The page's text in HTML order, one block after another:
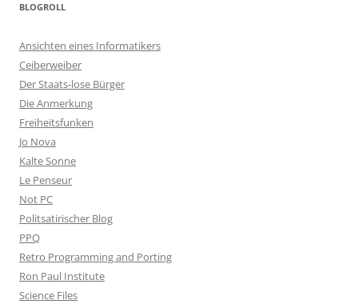
BLOGROLL
Ansichten eines Informatikers
Ceiberweiber
Der Staats-lose Bürger
Die Anmerkung
Freiheitsfunken
Jo Nova
Kalte Sonne
Le Penseur
Not PC
Politsatirischer Blog
PPQ
Retro Programming and Porting
Ron Paul Institute
Science Files